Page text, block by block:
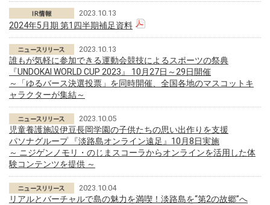
2023.10.13
2024年5月期 第1四半期補足資料
2023.10.13
誰もが気軽に参加できる運動会競技によるスポーツの祭典
『UNDOKAI WORLD CUP 2023』 10月27日～29日開催
～「ゆるバース決選投票」を同時開催、全国各地のマスコットキ
ャラクターが集結～
2023.10.05
児童養護施設伊豆長岡学園の子供たちの思い出作りを支援
パソナグループ 『淡路島オンライン遠足』10月8日実施
～ ニジゲンノモリ・のじまスコーラからオンラインを活用した体
験コンテンツを提供 ～
2023.10.04
リアルとバーチャルで島の魅力を満喫！淡路島を“第2の故郷”へ